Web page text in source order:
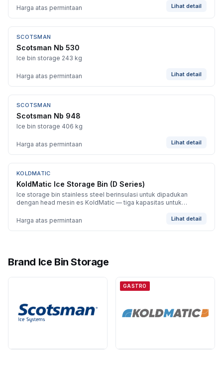
Harga atas permintaan Lihat detail
SCOTSMAN
Scotsman Nb 530
Ice bin storage 243 kg
Harga atas permintaan Lihat detail
SCOTSMAN
Scotsman Nb 948
Ice bin storage 406 kg
Harga atas permintaan Lihat detail
BARU
KOLDMATIC
KoldMatic Ice Storage Bin (D Series)
Ice storage bin stainless steel berinsulasi untuk dipadukan
dengan head mesin es KoldMatic — tiga kapasitas untuk
Harga atas permintaan
Lihat detail
Brand Ice Bin Storage
GASTRO